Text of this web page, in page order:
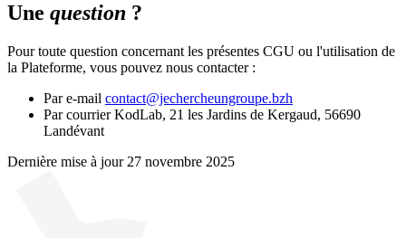
Une question ?
Pour toute question concernant les présentes CGU ou l'utilisation de
la Plateforme, vous pouvez nous contacter :
Par e-mail contact@jechercheungroupe.bzh
Par courrier KodLab, 21 les Jardins de Kergaud, 56690
Landévant
Dernière mise à jour 27 novembre 2025